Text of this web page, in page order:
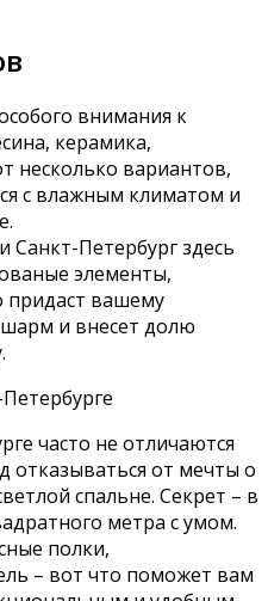
внимания к
керамика,
несколько вариантов,
с влажным климатом и
Санкт-Петербург здесь
элементы,
придаст вашему
и внесет долю
часто не отличаются
отказываться от мечты о
спальне. Секрет – в
метра с умом.
полки,
– вот что поможет вам